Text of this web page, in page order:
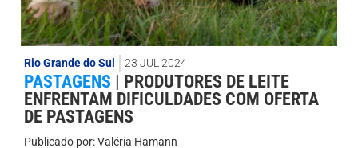
Rio Grande do Sul 23 JUL 2024
PASTAGENS | PRODUTORES DE LEITE
ENFRENTAM DIFICULDADES COM OFERTA
DE PASTAGENS
Publicado por:Valéria Hamann